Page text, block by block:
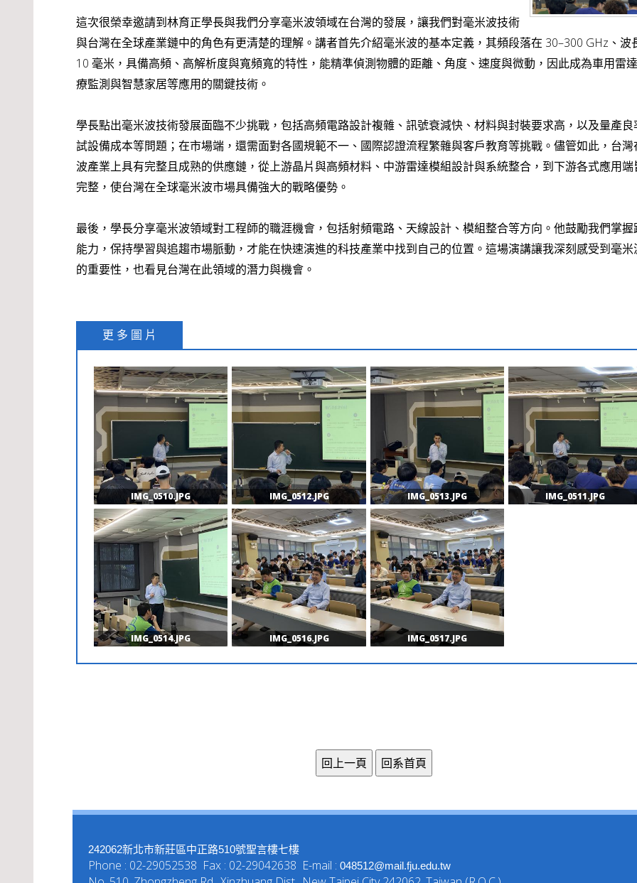
這次很榮幸邀請到林育正學長與我們分享毫米波領域在台灣的發展，讓我們對毫米波技術
與台灣在全球產業鏈中的角色有更清楚的理解。講者首先介紹毫米波的基本定義，其頻段落在 30–300 GHz、波
10 毫米，具備高頻、高解析度與寬頻寬的特性，能精準偵測物體的距離、角度、速度與微動，因此成為車用雷
療監測與智慧家居等應用的關鍵技術。
學長點出毫米波技術發展面臨不少挑戰，包括高頻電路設計複雜、訊號衰減快、材料與封裝要求高，以及量產良
試設備成本等問題；在市場端，還需面對各國規範不一、國際認證流程繁雜與客戶教育等挑戰。儘管如此，台灣
波產業上具有完整且成熟的供應鏈，從上游晶片與高頻材料、中游雷達模組設計與系統整合，到下游各式應用端
完整，使台灣在全球毫米波市場具備強大的戰略優勢。
最後，學長分享毫米波領域對工程師的職涯機會，包括射頻電路、天線設計、模組整合等方向。他鼓勵我們掌握
能力，保持學習與追趨市場脈動，才能在快速演進的科技產業中找到自己的位置。這場演講讓我深刻感受到毫米
的重要性，也看見台灣在此領域的潛力與機會。
更 多 圖 片
IMG_0510.JPG IMG_0512.JPG IMG_0513.JPG IMG_0511.JPG
IMG_0514.JPG IMG_0516.JPG IMG_0517.JPG
242062新北市新莊區中正路510號聖言樓七樓
Phone : 02-29052538 Fax : 02-29042638 E-mail : 048512@mail.fju.edu.tw